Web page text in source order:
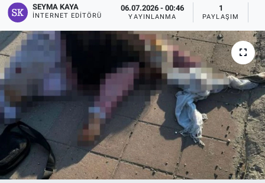
SEYMA KAYA
İNTERNET EDITÖRÜ
06.07.2026 - 00:46
YAYINLANMA
1
PAYLAŞIM
Asayiş
Spor
Resmi İlan
Tüm Manşetler
Son Dakika Haberleri
Haber Arşivi